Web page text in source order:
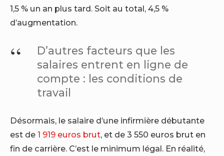
1,5 % un an plus tard. Soit au total, 4,5 %
d’augmentation.
D’autres facteurs que les
salaires entrent en ligne de
compte : les conditions de
travail
Désormais, le salaire d’une infirmière débutante
est de 1 919 euros brut, et de 3 550 euros brut en
fin de carrière. C’est le minimum légal. En réalité,